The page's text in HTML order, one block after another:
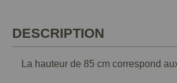
DESCRIPTION
La hauteur de 85 cm correspond